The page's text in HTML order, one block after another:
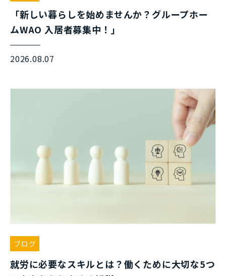
「新しい暮らしを始めませんか？グループホー
ムWAO 入居者募集中！」
2026.08.07
ブログ
就労に必要なスキルとは？働くために大切な5つ